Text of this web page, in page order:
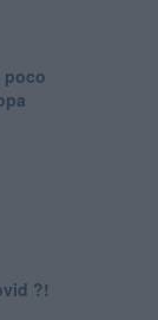
poco
?!